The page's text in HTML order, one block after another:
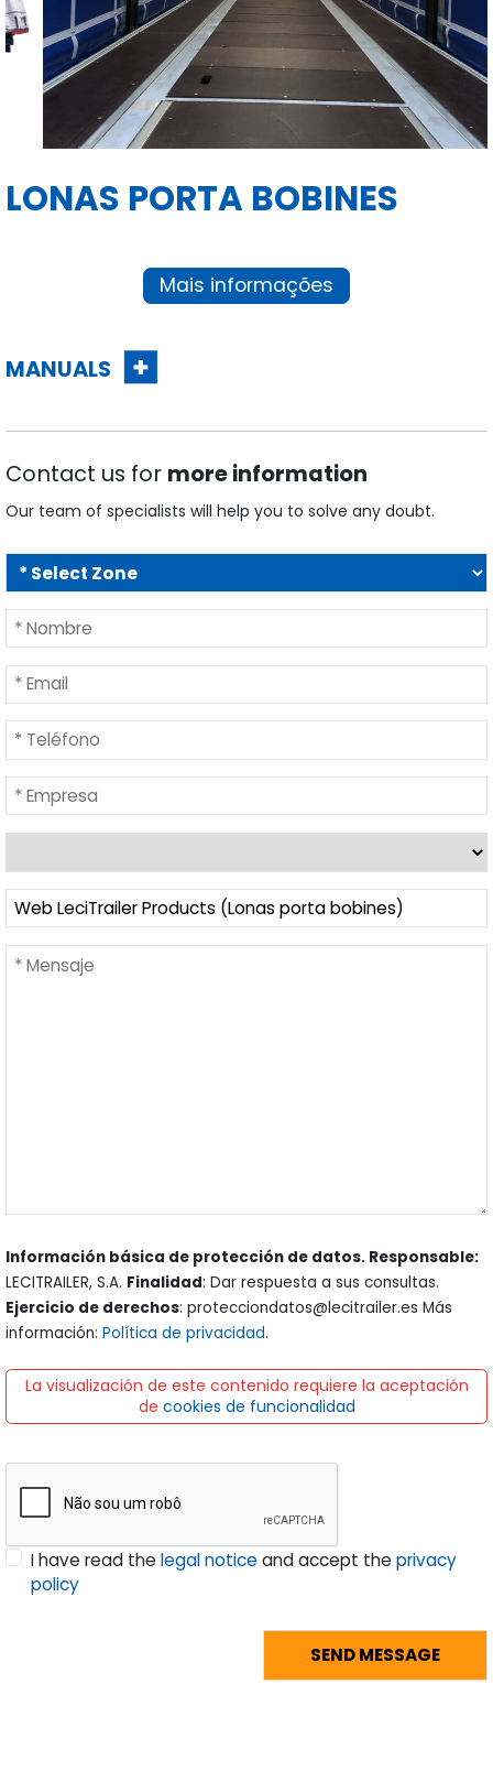
LONAS PORTA BOBINES
Mais informações
MANUALS
Contact us for more information
Our team of specialists will help you to solve any doubt.
Información básica de protección de datos. Responsable:
LECITRAILER, S.A. Finalidad: Dar respuesta a sus consultas.
Ejercicio de derechos: protecciondatos@lecitrailer.es Más
información: Política de privacidad.
La visualización de este contenido requiere la aceptación
de cookies de funcionalidad
I have read thelegal noticeand accept theprivacy
policy